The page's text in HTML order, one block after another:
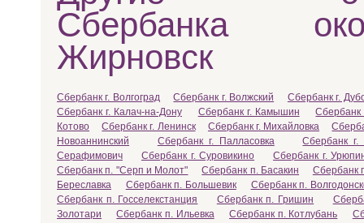
Сбербанка
Жирновск
Сбербанк г. Волгоград Сбербанк г. Волжский
Сбербанк г.
Сбербанк г. Калач-на-Дону
Сбербанк г. Камышин
Сбербанк
Котово
Сбербанк г. Ленинск Сбербанк г. Михайловка
Новоаннинский
Сбербанк г. Палласовка
Сбербанк
Серафимович
Сбербанк г. Суровикино
Сбербанк г.
Сбербанк п. "Серп и Молот"
Сбербанк п. Басакин
Сбербанк
Береславка
Сбербанк п. Большевик
Сбербанк п.
Сбербанк п. Госселекстанция
Сбербанк п. Гришин
Золотари
Сбербанк п. Ильевка Сбербанк п. Котлубань